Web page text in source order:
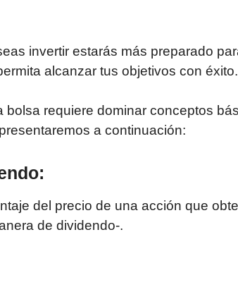
invertir estarás más preparado
alcanzar tus objetivos con éxito.
bolsa requiere dominar conceptos
a continuación:
del precio de una acción que
de dividendo-.